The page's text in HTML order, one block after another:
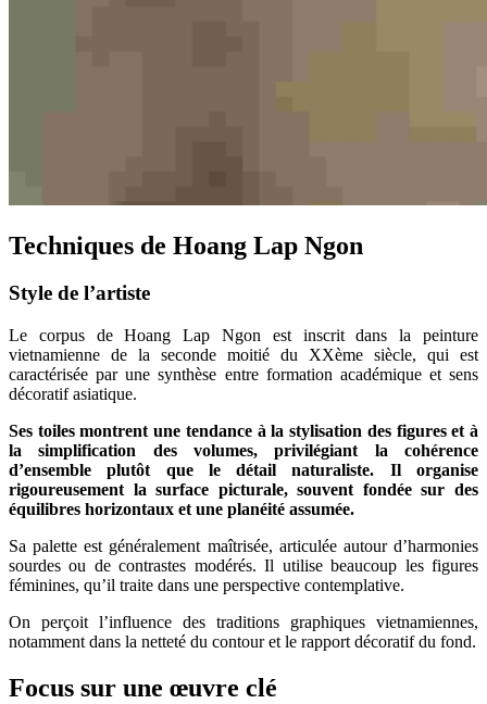
Techniques de Hoang Lap Ngon
Style de l’artiste
Le corpus de Hoang Lap Ngon est inscrit dans la peinture
vietnamienne de la seconde moitié du XXème siècle, qui est
caractérisée par une synthèse entre formation académique et sens
décoratif asiatique.
Ses toiles montrent une tendance à la stylisation des figures et à
la simplification des volumes, privilégiant la cohérence
d’ensemble plutôt que le détail naturaliste. Il organise
rigoureusement la surface picturale, souvent fondée sur des
équilibres horizontaux et une planéité assumée.
Sa palette est généralement maîtrisée, articulée autour d’harmonies
sourdes ou de contrastes modérés. Il utilise beaucoup les figures
féminines, qu’il traite dans une perspective contemplative.
On perçoit l’influence des traditions graphiques vietnamiennes,
notamment dans la netteté du contour et le rapport décoratif du fond.
Focus sur une œuvre clé